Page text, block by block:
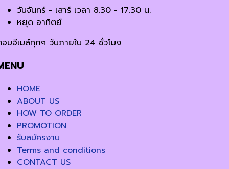
วันจันทร์ - เสาร์ เวลา 8.30 - 17.30 น.
หยุด อาทิตย์
บอีเมล์ทุกๆ วันภายใน 24 ชั่วโมง
HOME
ABOUT US
HOW TO ORDER
PROMOTION
รับสมัครงาน
Terms and conditions
CONTACT US